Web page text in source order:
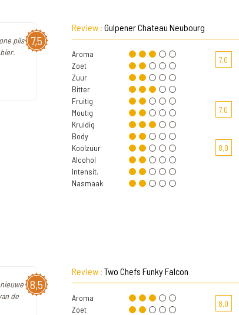
7,5
pils
Review : Gulpener Chateau Neubourg
Aroma
Zoet
Zuur
Bitter
Fruitig
Moutig
Kruidig
Body
Koolzuur
Alcohol
Intensit.
Nasmaak
7,0
7,0
8,0
8,5
de
Review : Two Chefs Funky Falcon
Aroma
Zoet
8,0